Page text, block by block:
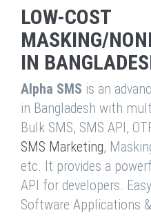
LOW-COST
MASKING/
IN
Alpha SMS is an
in Bangladesh with
Bulk SMS, SMS API,
SMS Marketing,
etc. It provides a
API for developers.
Software Applications